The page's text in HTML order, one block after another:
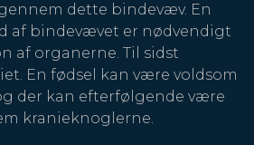
dette bindevæv. En
af bindevævet er nødvendigt
af organerne. Til sidst
En fødsel kan være voldsom
der kan efterfølgende være
kranieknoglerne.